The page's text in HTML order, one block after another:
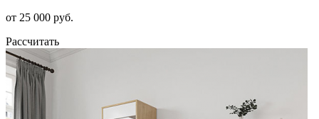
от 25 000 руб.
Рассчитать